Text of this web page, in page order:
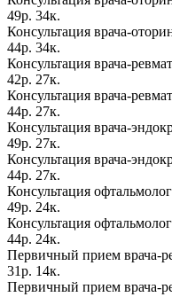
49р. 34к.
Консультация врача-
44р. 34к.
Консультация врача-
42р. 27к.
Консультация врача-
44р. 27к.
Консультация врача-
49р. 27к.
Консультация врача-
44р. 27к.
Консультация
49р. 24к.
Консультация
44р. 24к.
Первичный прием врача-
31р. 14к.
Первичный прием врача-